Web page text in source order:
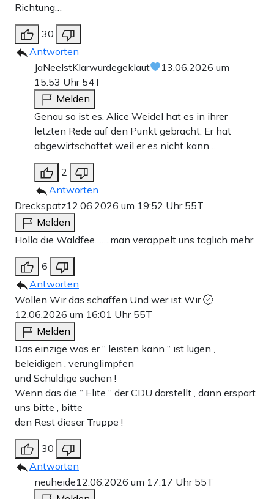
Richtung…
30
Antworten
JaNeeIstKlarwurdegeklaut
13.06.2026 um
15:53 Uhr 54T
Melden
Genau so ist es. Alice Weidel hat es in ihrer
letzten Rede auf den Punkt gebracht. Er hat
abgewirtschaftet weil er es nicht kann…
2
Antworten
Dreckspatz12.06.2026 um 19:52 Uhr 55T
Melden
Holla die Waldfee…….man veräppelt uns täglich mehr.
6
Antworten
Wollen Wir das schaffen Und wer ist Wir
12.06.2026 um 16:01 Uhr 55T
Melden
Das einzige was er “ leisten kann “ ist lügen ,
beleidigen , verunglimpfen
und Schuldige suchen !
Wenn das die “ Elite “ der CDU darstellt , dann erspart
uns bitte , bitte
den Rest dieser Truppe !
30
Antworten
neuheide12.06.2026 um 17:17 Uhr 55T